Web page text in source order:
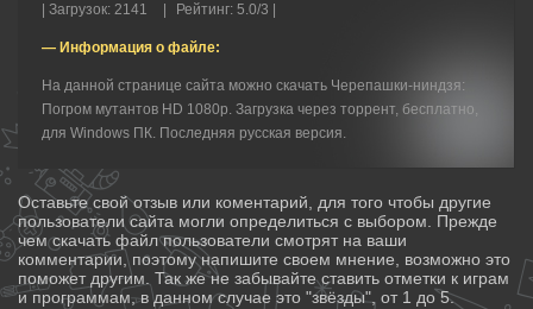
Загрузок: 2141 Рейтинг: 5.0/3 |
— Информация о файле:
На данной странице сайта можно скачать Черепашки-ниндзя:
Погром мутантов HD 1080p. Загрузка через торрент, бесплатно,
для Windows ПК. Последняя русская версия.
Оставьте свой отзыв или коментарий, для того чтобы другие
пользователи сайта могли определиться с выбором. Прежде
чем скачать файл пользователи смотрят на ваши
комментарии, поэтому напишите своем мнение, возможно это
поможет другим. Так же не забывайте ставить отметки к играм
и программам, в данном случае это "звёзды", от 1 до 5.